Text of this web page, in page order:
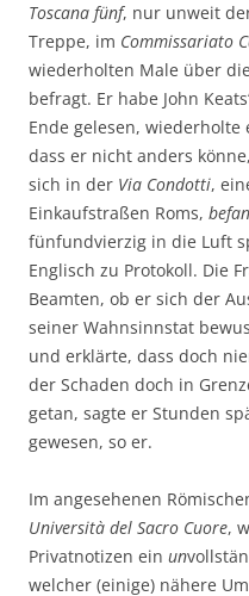
Toscana fünf, nur unweit
Treppe, im Commissariato
wiederholten Male über
befragt. Er habe John Keats‘
Ende gelesen,
dass er nicht anders
sich in der Via Condotti,
Einkaufstraßen Roms,
fünfundvierzig in die Luft
Englisch zu Protokoll. Die
Beamten, ob er sich der
seiner Wahnsinnstat
und erklärte, dass doch
der Schaden doch in
getan, sagte er Stunden
gewesen, so er.
Im angesehenen
Università del Sacro Cuore,
Privatnotizen ein un
welcher (einige) nähere